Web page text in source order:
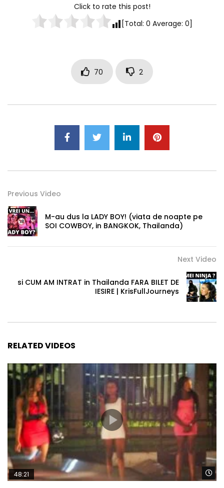
Click to rate this post!
[Total: 0 Average: 0]
70 2
Previous Video
M-au dus la LADY BOY! (viata de noapte pe
SOI COWBOY, in BANGKOK, Thailanda)
Next Video
si CUM AM INTRAT in Thailanda FARA BILET DE
IESIRE | KrisFullJourneys
RELATED VIDEOS
48:21